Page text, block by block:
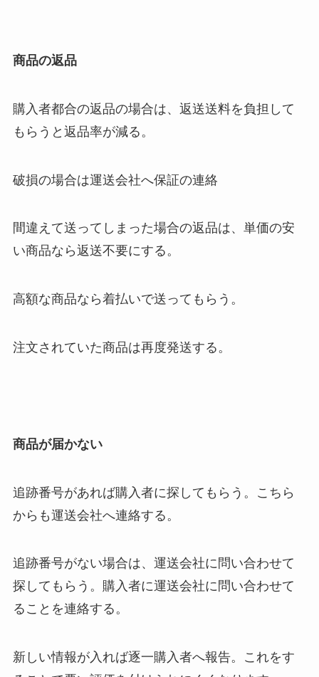
商品の返品
購入者都合の返品の場合は、返送送料を負担して
もらうと返品率が減る。
破損の場合は運送会社へ保証の連絡
間違えて送ってしまった場合の返品は、単価の安
い商品なら返送不要にする。
高額な商品なら着払いで送ってもらう。
注文されていた商品は再度発送する。
商品が届かない
追跡番号があれば購入者に探してもらう。こちら
からも運送会社へ連絡する。
追跡番号がない場合は、運送会社に問い合わせて
探してもらう。購入者に運送会社に問い合わせて
ることを連絡する。
新しい情報が入れば逐一購入者へ報告。これをす